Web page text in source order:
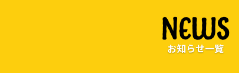
NEWS
お知らせ一覧